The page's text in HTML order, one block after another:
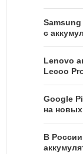
Samsung
с
Lenovo
Lecoo
Google
на
В